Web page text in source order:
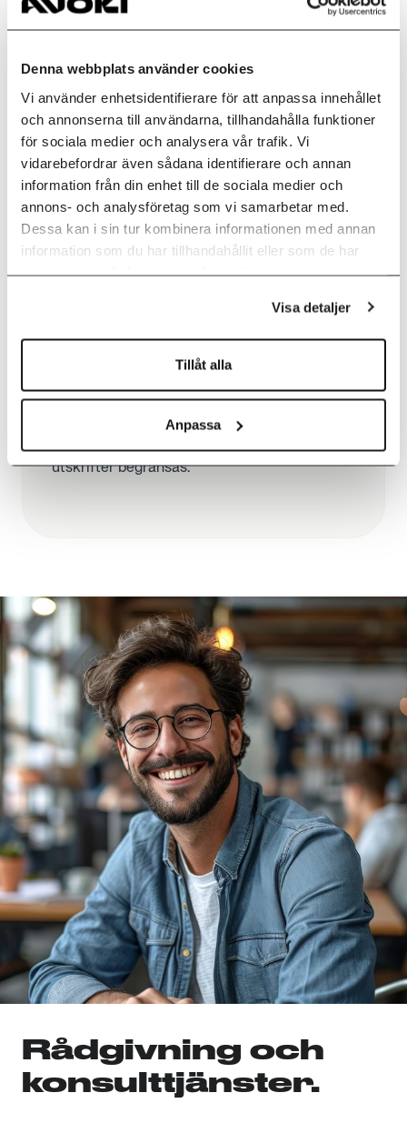
Denna webbplats använder cookies
Vi använder enhetsidentifierare för att anpassa innehållet
och annonserna till användarna, tillhandahålla funktioner
för sociala medier och analysera vår trafik. Vi
vidarebefordrar även sådana identifierare och annan
information från din enhet till de sociala medier och
annons- och analysföretag som vi samarbetar med.
Dessa kan i sin tur kombinera informationen med annan
information som du har tillhandahållit eller som de har
samlat in när du har använt deras tjänster.
Visa detaljer
Tillåt alla
Anpassa
Få tillgång till IT-infrastruktur och resurser
online i ett publikt eller privat moln, eller on-
prem om du så önskar. Oavsett hur vi
dokumenthantering minskar du risken att
affärskritisk information hamnar på
villovägar, samtidigt som antalet onödiga
utskrifter begränsas.
Rådgivning och
konsulttjänster.